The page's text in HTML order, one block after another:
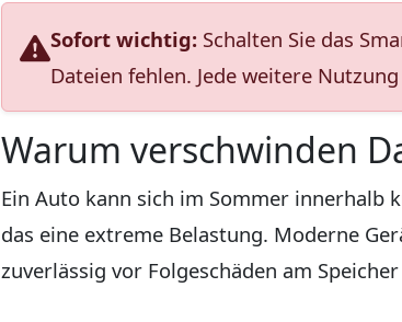
Sofort wichtig: Schalten Sie das
Dateien fehlen. Jede weitere
Warum verschwinden
Ein Auto kann sich im Sommer innerhalb
das eine extreme Belastung. Moderne
zuverlässig vor Folgeschäden am